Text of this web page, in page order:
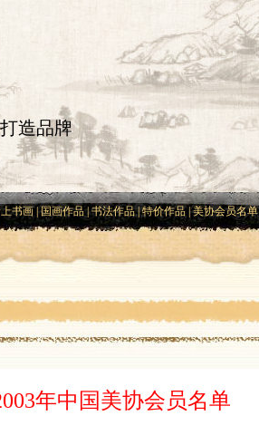
品牌
书画 国画作品 书法作品 | 特价作品 美协会员名单
年中国美协会员名单